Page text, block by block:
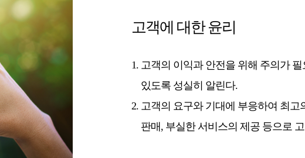
고객에 대한 윤리
고객의 이익과 안전을 위해 주의가
있도록 성실히 알린다.
고객의 요구와 기대에 부응하여 최고
판매, 부실한 서비스의 제공 등으로